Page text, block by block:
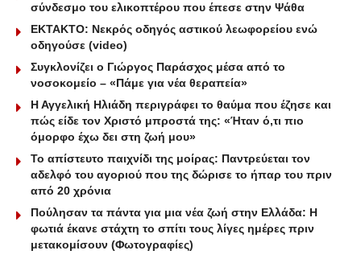
σύνδεσμο του ελικοπτέρου που έπεσε στην Ψάθα
ΕΚΤΑΚΤΟ: Νεκρός οδηγός αστικού λεωφορείου ενώ
οδηγούσε (video)
Συγκλονίζει ο Γιώργος Παράσχος μέσα από το
νοσοκομείο – «Πάμε για νέα θεραπεία»
Η Αγγελική Ηλιάδη περιγράφει το θαύμα που έζησε και
πώς είδε τον Χριστό μπροστά της: «Ήταν ό,τι πιο
όμορφο έχω δει στη ζωή μου»
Το απίστευτο παιχνίδι της μοίρας: Παντρεύεται τον
αδελφό του αγοριού που της δώρισε το ήπαρ του πριν
από 20 χρόνια
Πούλησαν τα πάντα για μια νέα ζωή στην Ελλάδα: Η
φωτιά έκανε στάχτη το σπίτι τους λίγες ημέρες πριν
μετακομίσουν (Φωτογραφίες)